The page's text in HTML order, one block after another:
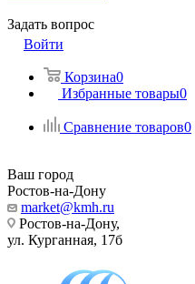
Задать вопрос
Войти
Корзина0
Избранные товары0
Сравнение товаров0
Ваш город
Ростов-на-Дону
market@kmh.ru
Ростов-на-Дону,
ул. Курганная, 17б